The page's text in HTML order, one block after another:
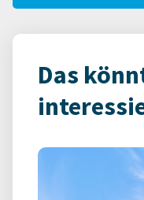
Das